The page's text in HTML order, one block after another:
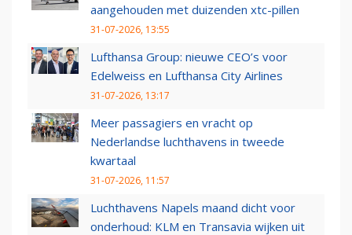
aangehouden met duizenden xtc-pillen
31-07-2026, 13:55
Lufthansa Group: nieuwe CEO’s voor
Edelweiss en Lufthansa City Airlines
31-07-2026, 13:17
Meer passagiers en vracht op
Nederlandse luchthavens in tweede
kwartaal
31-07-2026, 11:57
Luchthavens Napels maand dicht voor
onderhoud: KLM en Transavia wijken uit